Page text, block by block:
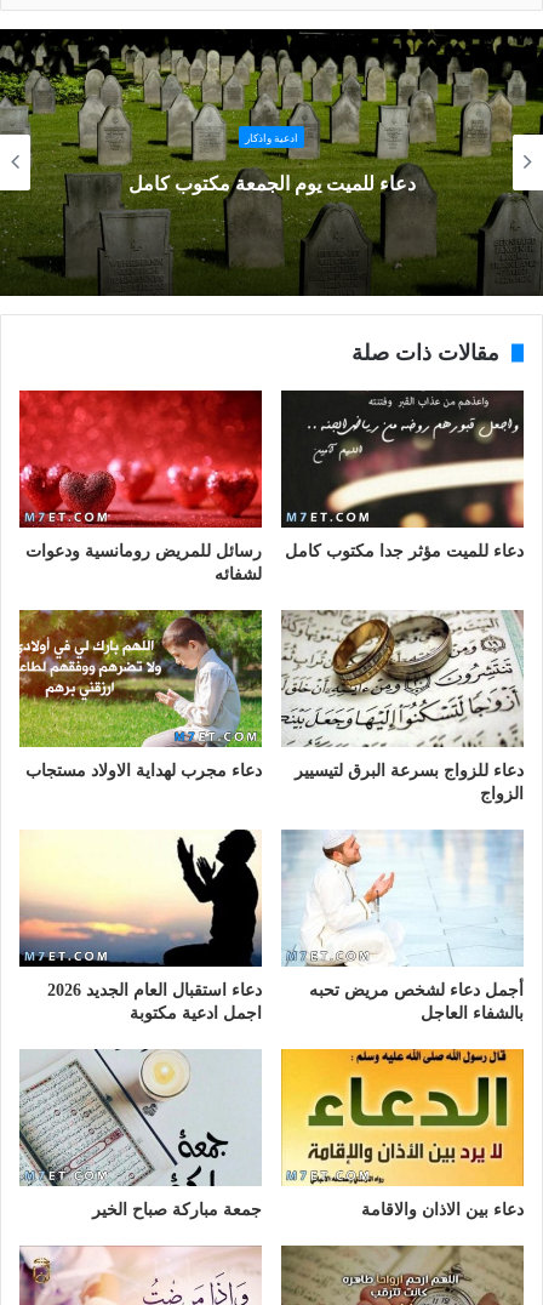
ادعية واذكار
دعاء الله يرحمه ويسكنه فسيح جناته وأهميته
مقالات ذات صلة
دعاء للميت مؤثر جدا مكتوب كامل
رسائل للمريض رومانسية ودعوات
لشفائه
دعاء للزواج بسرعة البرق لتيسيير
الزواج
دعاء مجرب لهداية الاولاد مستجاب
أجمل دعاء لشخص مريض تحبه
بالشفاء العاجل
دعاء استقبال العام الجديد 2026
اجمل ادعية مكتوبة
دعاء بين الاذان والاقامة جمعة مباركة صباح الخير